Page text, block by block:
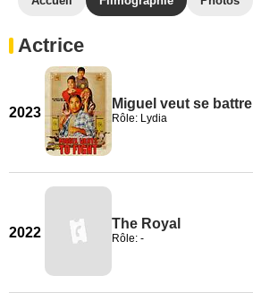
Actrice
2023
Miguel veut se battre
Rôle: Lydia
2022
The Royal
Rôle: -